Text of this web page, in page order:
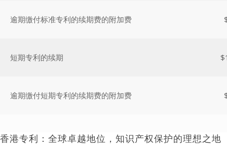
逾期缴付标准专利的续期费的附加费
短期专利的续期
逾期缴付短期专利的续期费的附加费
香港专利：全球卓越地位，知识产权保护的理想之地